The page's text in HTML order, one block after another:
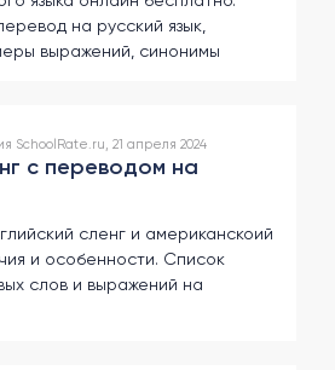
на русский язык,
выражений, синонимы
SchoolRate.ru, 21 апреля 2024
с переводом на
сленг и американскоий
и особенности. Список
слов и выражений на